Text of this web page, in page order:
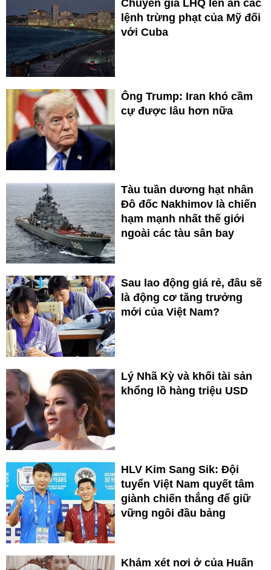
Chuyên gia LHQ lên án các
lệnh trừng phạt của Mỹ đối
với Cuba
Ông Trump: Iran khó cầm
cự được lâu hơn nữa
Tàu tuần dương hạt nhân
Đô đốc Nakhimov là chiến
hạm mạnh nhất thế giới
ngoài các tàu sân bay
Sau lao động giá rẻ, đâu sẽ
là động cơ tăng trưởng
mới của Việt Nam?
Lý Nhã Kỳ và khối tài sản
khổng lồ hàng triệu USD
HLV Kim Sang Sik: Đội
tuyển Việt Nam quyết tâm
giành chiến thắng để giữ
vững ngôi đầu bảng
Khám xét nơi ở của Huấn